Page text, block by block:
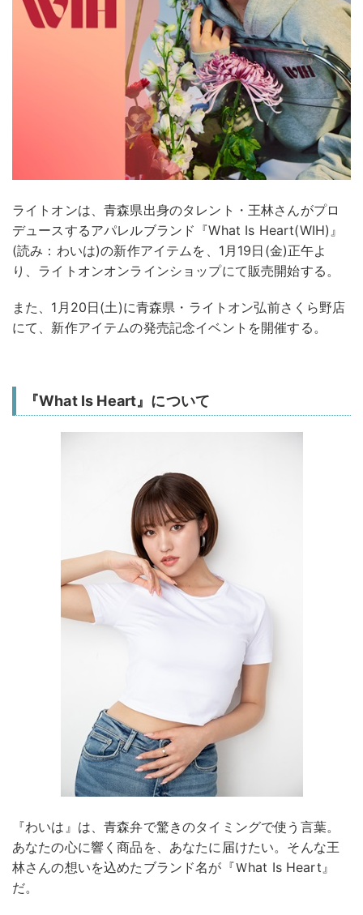
ライトオンは、青森県出身のタレント・王林さんがプロ
デュースするアパレルブランド『What Is Heart(WIH)』
(読み：わいは)の新作アイテムを、1月19日(金)正午よ
り、ライトオンオンラインショップにて販売開始する。
また、1月20日(土)に青森県・ライトオン弘前さくら野店
にて、新作アイテムの発売記念イベントを開催する。
『What Is Heart』について
『わいは』は、青森弁で驚きのタイミングで使う言葉。
あなたの心に響く商品を、あなたに届けたい。そんな王
林さんの想いを込めたブランド名が『Ｗhat Is Heart』
だ。